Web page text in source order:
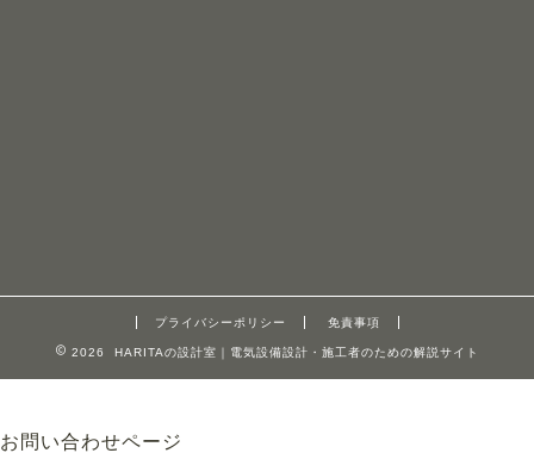
プライバシーポリシー 免責事項
2026 HARITAの設計室｜電気設備設計・施工者のための解説サイト
お問い合わせページ